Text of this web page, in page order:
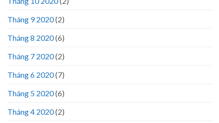
Tháng 9 2020(2)
Tháng 8 2020(6)
Tháng 7 2020(2)
Tháng 6 2020(7)
Tháng 5 2020(6)
Tháng 4 2020(2)